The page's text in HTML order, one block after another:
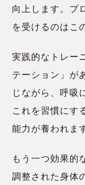
向上します。プ
を受けるのはこ
実践的なトレー
テーション」が
じながら、呼吸
これを習慣にす
能力が養われま
もう一つ効果的
調整された身体